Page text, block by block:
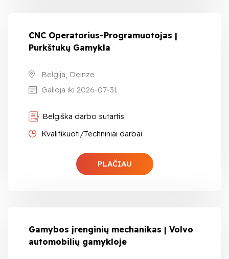
CNC Operatorius-Programuotojas |
Purkštukų Gamykla
Belgija, Deinze
Galioja iki 2026-07-31
Belgiška darbo sutartis
Kvalifikuoti/Techniniai darbai
PLAČIAU
Gamybos įrenginių mechanikas | Volvo
automobilių gamykloje